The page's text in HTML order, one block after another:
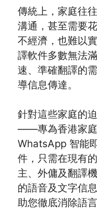
傳統上，家庭往
溝通，甚至需要
不經濟，也難以
譯軟件多數無法
速、準確翻譯的
導信息傳達。
針對這些家庭的
——專為香港家庭
WhatsApp 智能
件，只需在現有
主、外傭及翻譯
的語音及文字信
助您徹底消除語